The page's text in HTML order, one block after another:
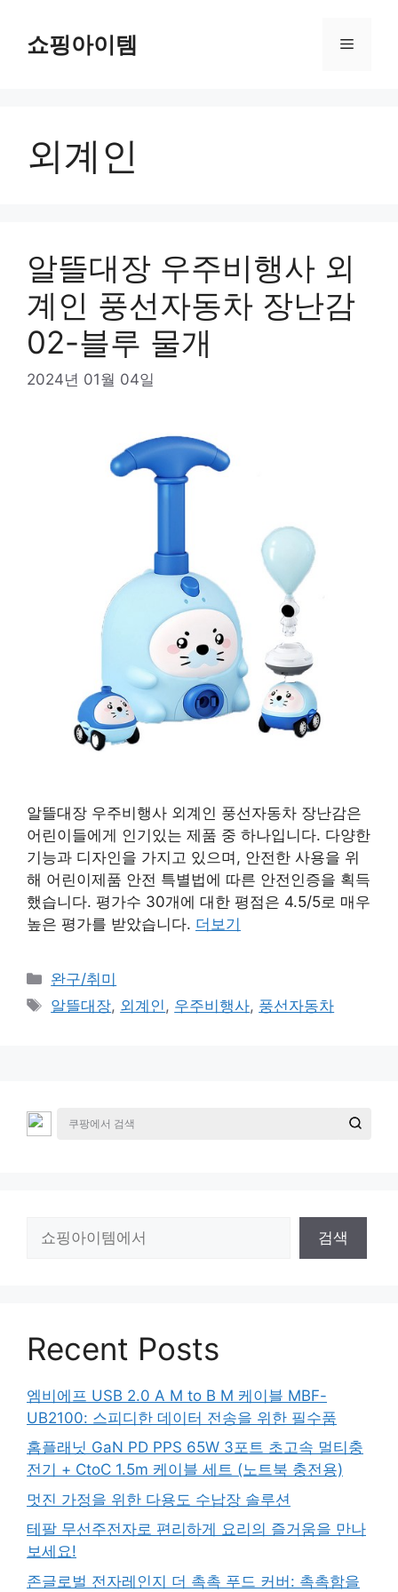
쇼핑아이템 메
외계인
알뜰대장 우주비행사 외
계인 풍선자동차 장난감
02-블루 물개
2024년 01월 04일
알뜰대장 우주비행사 외계인 풍선자동차 장난감은
어린이들에게 인기있는 제품 중 하나입니다. 다양한
기능과 디자인을 가지고 있으며, 안전한 사용을 위
해 어린이제품 안전 특별법에 따른 안전인증을 획득
했습니다. 평가수 30개에 대한 평점은 4.5/5로 매우
높은 평가를 받았습니다. 더보기
카
테
완구/취미
태
알뜰대장, 외계인 , 우주비행사, 풍선자동차
검색
Recent Posts
엠비에프 USB 2.0 A M to B M 케이블 MBF-
UB2100: 스피디한 데이터 전송을 위한 필수품
홈플래닛 GaN PD PPS 65W 3포트 초고속 멀티충
전기 + CtoC 1.5m 케이블 세트 (노트북 충전용)
멋진 가정을 위한 다용도 수납장 솔루션
테팔 무선주전자로 편리하게 요리의 즐거움을 만나
보세요!
존글로벌 전자레인지 더 촉촉 푸드 커버: 촉촉함을